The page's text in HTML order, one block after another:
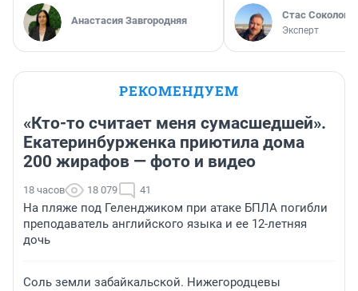
Анастасия Завгородняя Стас Соколов
Эксперт
РЕКОМЕНДУЕМ
«Кто-то считает меня сумасшедшей».
Екатеринбурженка приютила дома
200 жирафов — фото и видео
18 часов 18 079 41
На пляже под Геленджиком при атаке БПЛА погибли
преподаватель английского языка и ее 12-летняя
дочь
Соль земли забайкальской. Нижегородцевы